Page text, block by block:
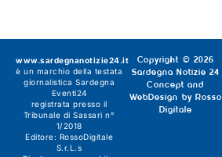
Copyright © 2026
Sardegna Notizie 24
Concept and
WebDesign by Rosso
Digitale
www.sardegnanotizie24.it
è un marchio della testata
giornalistica Sardegna
Eventi24
registrata presso il
Tribunale di Sassari n°
1/2018
Editore: RossoDigitale
S.r.L.s